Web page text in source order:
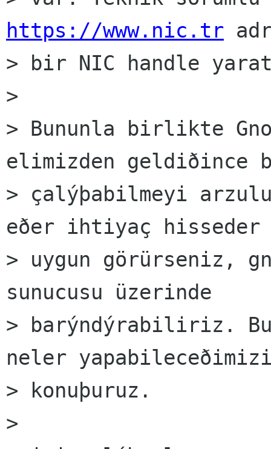
https://www.nic.tr
> bir NIC handle
>
> Bununla birlikte
elimizden
> çalýþabilmeyi
eðer ihtiyaç hisseder
> uygun görürseniz,
sunucusu üzerinde
> barýndýrabiliriz.
neler
> konuþuruz.
>